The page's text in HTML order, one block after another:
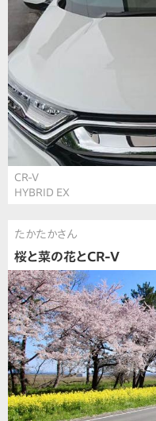
CR-V
HYBRID EX
たかたかさん
桜と菜の花とCR-V